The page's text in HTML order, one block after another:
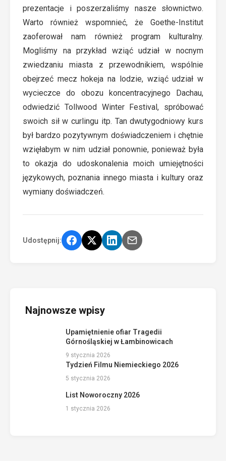
prezentacje i poszerzaliśmy nasze słownictwo.
Warto również wspomnieć, że Goethe-Institut
zaoferował nam również program kulturalny.
Mogliśmy na przykład wziąć udział w nocnym
zwiedzaniu miasta z przewodnikiem, wspólnie
obejrzeć mecz hokeja na lodzie, wziąć udział w
wycieczce do obozu koncentracyjnego Dachau,
odwiedzić Tollwood Winter Festival, spróbować
swoich sił w curlingu itp. Tan dwutygodniowy kurs
był bardzo pozytywnym doświadczeniem i chętnie
wzięłabym w nim udział ponownie, ponieważ była
to okazja do udoskonalenia moich umiejętności
językowych, poznania innego miasta i kultury oraz
wymiany doświadczeń.
Udostępnij:
Najnowsze wpisy
Upamiętnienie ofiar Tragedii
Górnośląskiej w Łambinowicach
9 stycznia 2026
Tydzień Filmu Niemieckiego 2026
5 stycznia 2026
List Noworoczny 2026
1 stycznia 2026